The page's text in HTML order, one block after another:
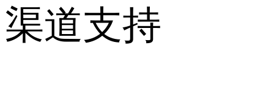
渠道支持